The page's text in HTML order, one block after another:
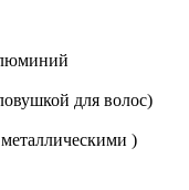
для волос)
)